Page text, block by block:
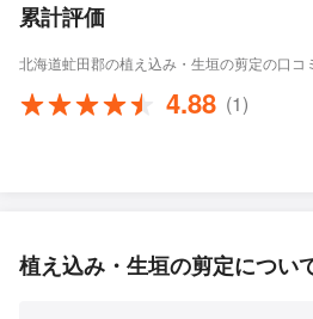
累計評価
北海道虻田郡の植え込み・生垣の剪定の口コ
4.88 (1)
植え込み・生垣の剪定につい